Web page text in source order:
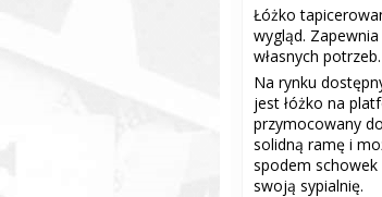
Łóżko
wygląd.
własnych potrzeb.
Na rynku
jest łóżko na
przymocowany
solidną ramę i
spodem
swoją sypialnię.